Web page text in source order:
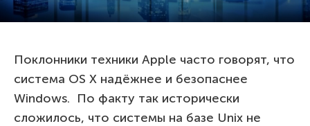
Поклонники техники Apple часто говорят, что
система OS X надёжнее и безопаснее
Windows. По факту так исторически
сложилось, что системы на базе Unix не